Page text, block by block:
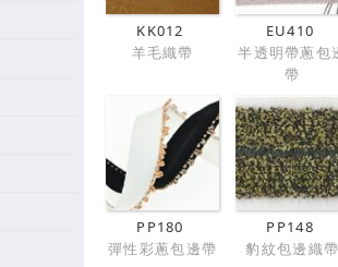
KK012
羊毛織帶
EU410
半透明帶蔥包
帶
PP180
彈性彩蔥包邊帶
PP148
豹紋包邊織